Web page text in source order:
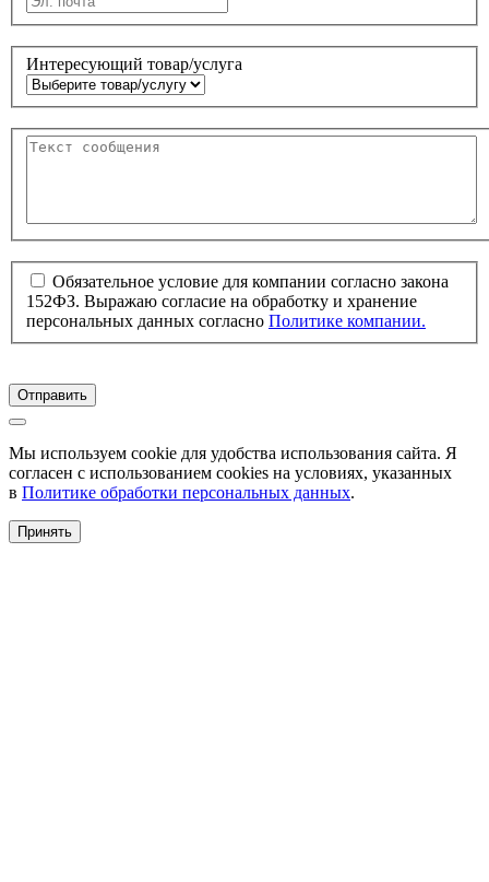
Интересующий товар/услуга
Обязательное условие для компании согласно закона
152ФЗ. Выражаю согласие на обработку и хранение
персональных данных согласно Политике компании.
Отправить
Мы используем cookie для удобства использования сайта. Я
согласен с использованием cookies на условиях, указанных
в Политике обработки персональных данных.
Принять